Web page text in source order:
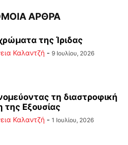
ΑΡΘΡΑ
της Ίριδας
Καλαντζή - 9 Ιουλίου, 2026
τη διαστροφική
της Εξουσίας
Καλαντζή - 1 Ιουλίου, 2026